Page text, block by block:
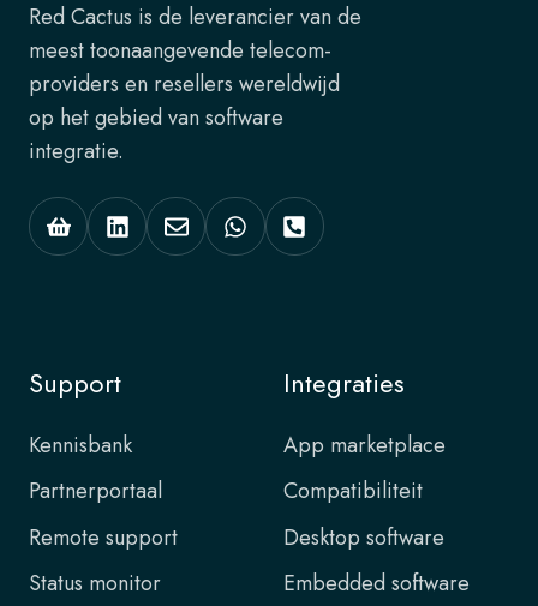
Red Cactus is de leverancier van de
meest toonaangevende telecom-
providers en resellers wereldwijd
op het gebied van software
integratie.
Support
Kennisbank
Partnerportaal
Remote support
Status monitor
Integraties
App marketplace
Compatibiliteit
Desktop software
Embedded software